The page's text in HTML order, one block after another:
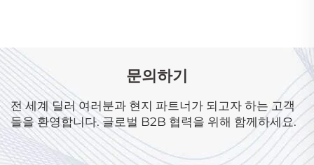
문의하기
전 세계 딜러 여러분과 현지 파트너가 되고자 하는 고객
들을 환영합니다. 글로벌 B2B 협력을 위해 함께하세요.